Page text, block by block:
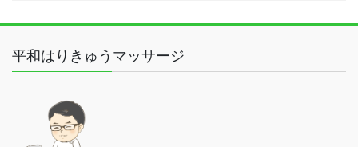
平和はりきゅうマッサージ